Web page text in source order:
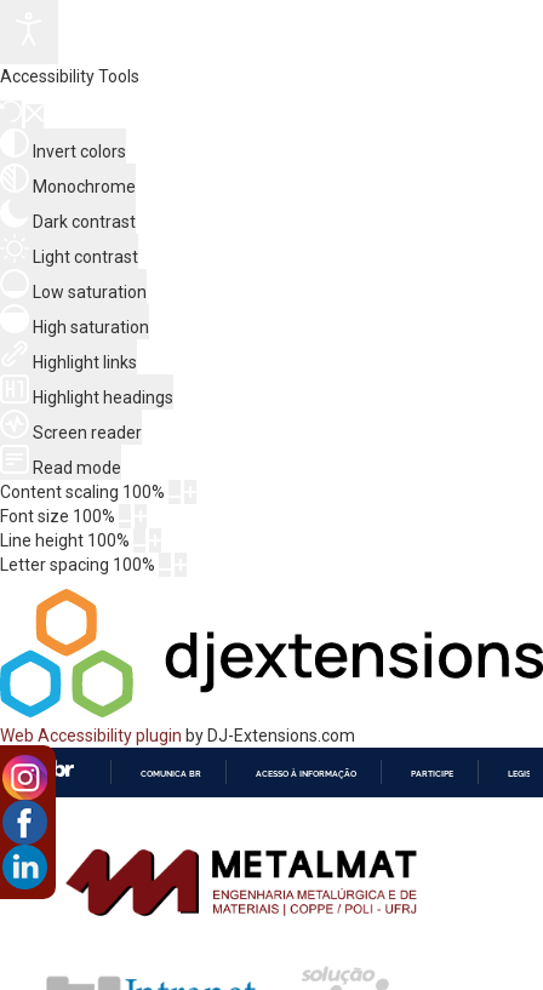
Accessibility Tools
Invert colors
Monochrome
Dark contrast
Light contrast
Low saturation
High saturation
Highlight links
Highlight headings
Screen reader
Read mode
Content scaling 100%
Font size 100%
Line height 100%
Letter spacing 100%
Web Accessibility plugin by DJ-Extensions.com
CONTEÚDO
COMUNICA BR ACESSO À INFORMAÇÃO PARTICIPE